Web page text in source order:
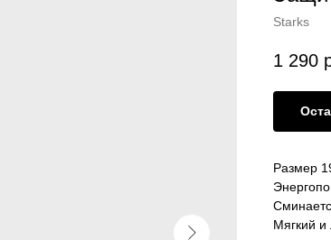
Starks
1 290
Размер
Мягкий и